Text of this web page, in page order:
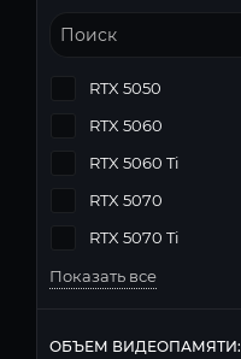
RTX 5050
RTX 5060
RTX 5060 Ti
RTX 5070
RTX 5070 Ti
Показать все
ОБЪЕМ ВИДЕОПАМЯТИ: